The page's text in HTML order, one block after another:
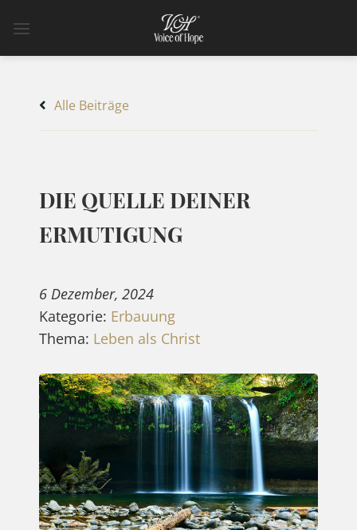
Inhalt
Alle Beiträge
DIE QUELLE DEINER
ERMUTIGUNG
6 Dezember, 2024
Kategorie: Erbauung
Thema: Leben als Christ